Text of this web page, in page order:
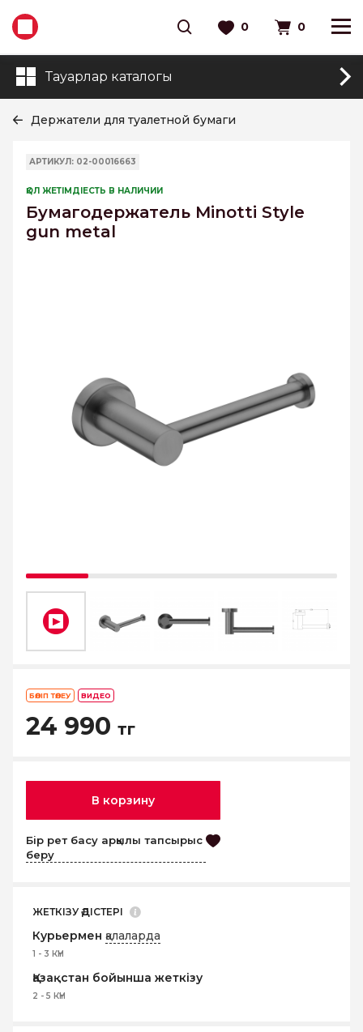
0 0
Тауарлар каталогы
Держатели для туалетной бумаги
АРТИКУЛ: 02-00016663
ҚОЛ ЖЕТІМДІЕСТЬ В НАЛИЧИИ
Бумагодержатель Minotti Style
gun metal
БӨЛІП ТӨЛЕУ ВИДЕО
24 990 тг
В корзину
Бір рет басу арқылы тапсырыс
беру
ЖЕТКІЗУ ӘДІСТЕРІ
Курьермен қалаларда
1 - 3 КҮН
Қазақстан бойынша жеткізу
2 - 5 КҮН